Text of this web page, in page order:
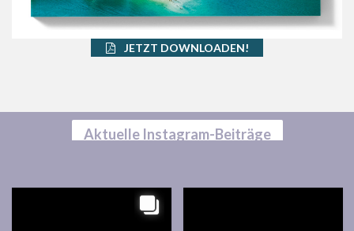
JETZT DOWNLOADEN!
Aktuelle Instagram-Beiträge